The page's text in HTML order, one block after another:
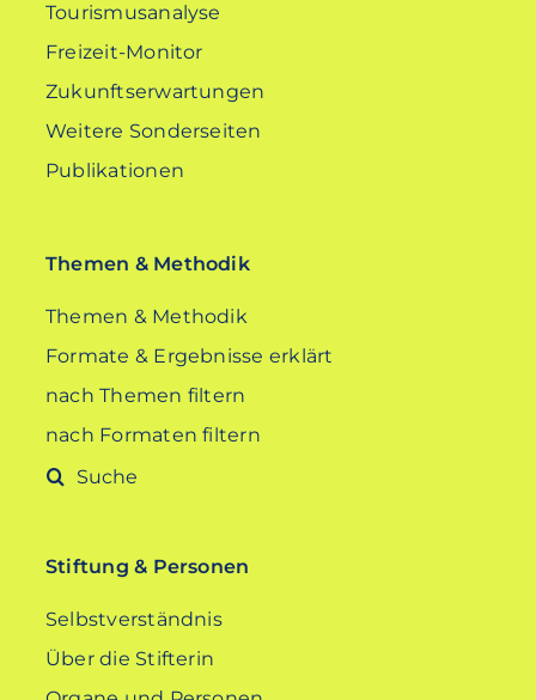
Tourismusanalyse
Freizeit-Monitor
Zukunftserwartungen
Weitere Sonderseiten
Publikationen
Themen & Methodik
Themen & Methodik
Formate & Ergebnisse erklärt
nach Themen filtern
nach Formaten filtern
Suche
Stiftung & Personen
Selbstverständnis
Über die Stifterin